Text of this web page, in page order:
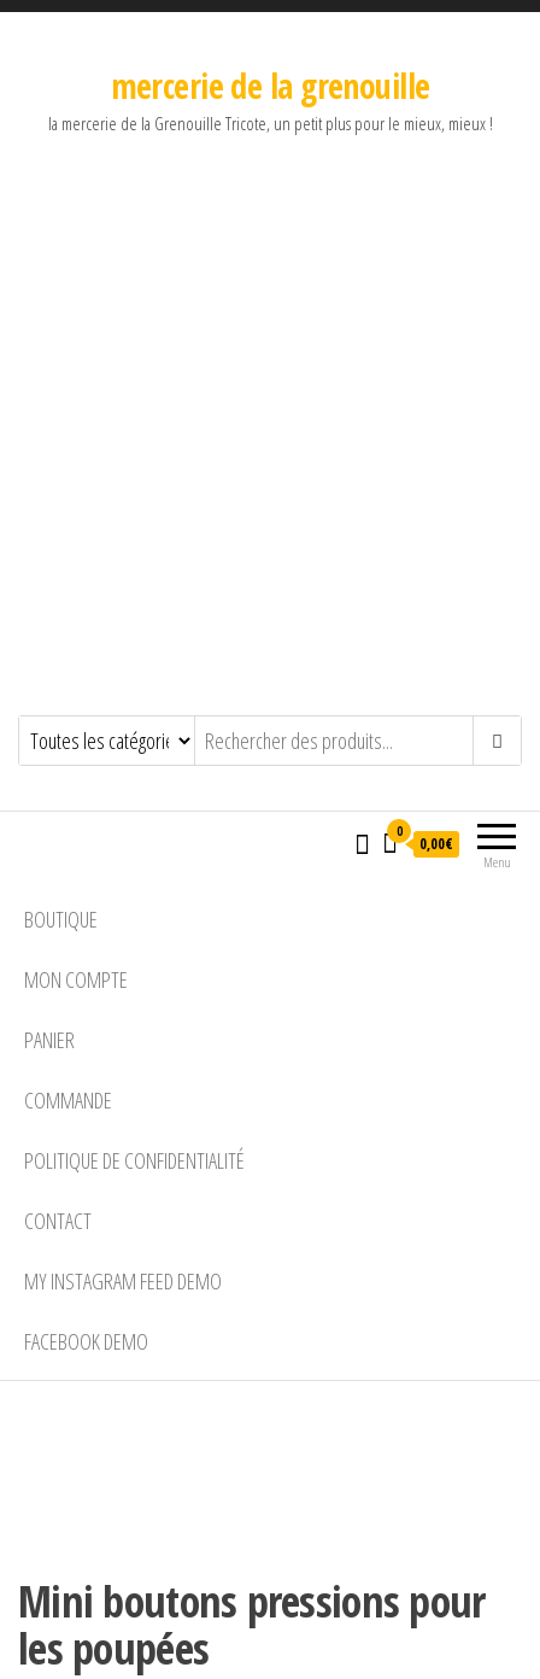
mercerie de la grenouille
la mercerie de la Grenouille Tricote, un petit plus pour le mieux, mieux !
Menu
0
0,00€
BOUTIQUE
MON COMPTE
PANIER
COMMANDE
POLITIQUE DE CONFIDENTIALITÉ
CONTACT
MY INSTAGRAM FEED DEMO
FACEBOOK DEMO
Mini boutons pressions pour
les poupées